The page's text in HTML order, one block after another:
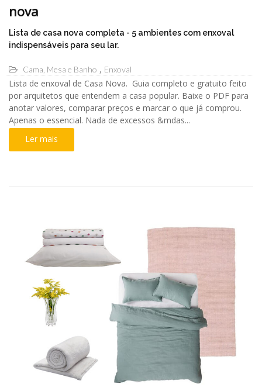
nova
Lista de casa nova completa - 5 ambientes com enxoval
indispensáveis para seu lar.
Cama, Mesa e Banho Enxoval
Lista de enxoval de Casa Nova. Guia completo e gratuito feito
por arquitetos que entendem a casa popular. Baixe o PDF para
anotar valores, comparar preços e marcar o que já comprou.
Apenas o essencial. Nada de excessos &mdas...
Ler mais